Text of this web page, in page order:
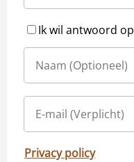
Ik wil antwoord
Privacy policy